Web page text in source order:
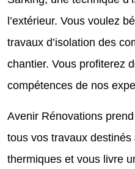
l’extérieur. Vous voulez
travaux d’isolation des
chantier. Vous profiterez
compétences de nos
Avenir Rénovations
tous vos travaux
thermiques et vous livre